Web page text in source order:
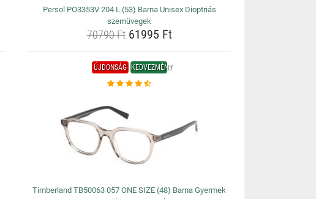
Persol PO3353V 204 L (53) Barna Unisex Dioptriás
szemüvegek
70790 Ft61995 Ft
ÚJDONSÁG KEDVEZMÉNY
Timberland TB50063 057 ONE SIZE (48) Barna Gyermek